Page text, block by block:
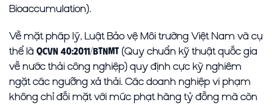
Bioaccumulation).
Về mặt pháp lý, Luật Bảo vệ Môi trường Việt Nam và cụ
thể là QCVN 40:2011/BTNMT (Quy chuẩn kỹ thuật quốc gia
về nước thải công nghiệp) quy định cực kỳ nghiêm
ngặt các ngưỡng xả thải. Các doanh nghiệp vi phạm
không chỉ đối mặt với mức phạt hàng tỷ đồng mà còn